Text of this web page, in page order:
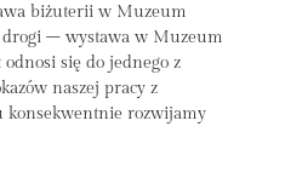
biżuterii w Muzeum
drogi – wystawa w Muzeum
się do jednego z
naszej pracy z
konsekwentnie rozwijamy